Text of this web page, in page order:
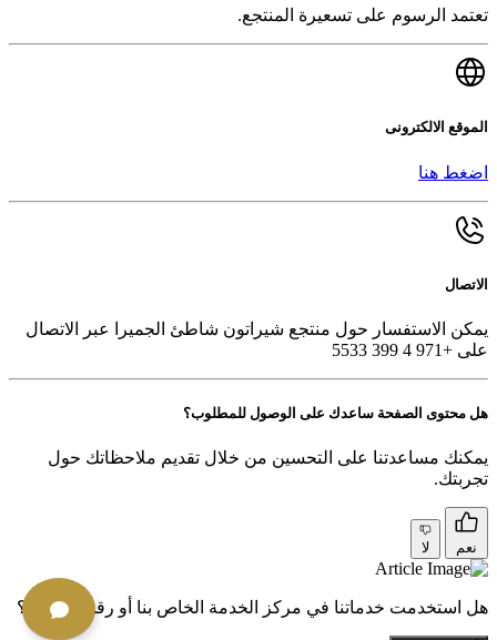
تعتمد الرسوم على تسعيرة المنتجع.
الموقع الالكترونى
اضغط هنا
الاتصال
يمكن الاستفسار حول منتجع شيراتون شاطئ الجميرا عبر الاتصال
على +971 4 399 5533
هل محتوى الصفحة ساعدك على الوصول للمطلوب؟
يمكنك مساعدتنا على التحسين من خلال تقديم ملاحظاتك حول
تجربتك.
نعم لا
هل استخدمت خدماتنا في مركز الخدمة الخاص بنا أو رقميًا مؤخرًا؟